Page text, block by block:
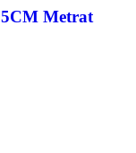
Metrat